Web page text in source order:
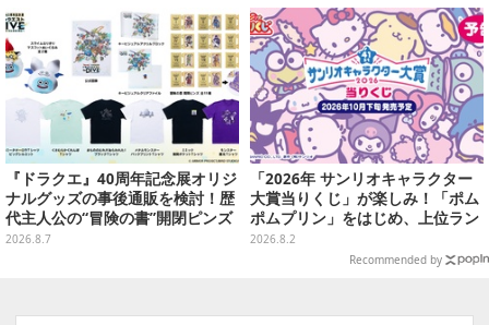
『ドラクエ』40周年記念展オリジ
ナルグッズの事後通販を検討！歴
代主人公の“冒険の書”開閉ピンズ
をはじめ、ユニークなＴシャツや
2026.8.7
「2026年 サンリオキャラクター
大賞当りくじ」が楽しみ！「ポム
ポムプリン」をはじめ、上位ラン
クインが登場するスペシャル企画
2026.8.2
Recommended by